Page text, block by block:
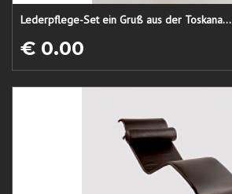
Lederpflege-Set ein Gruß aus der Toskana...
€ 0.00